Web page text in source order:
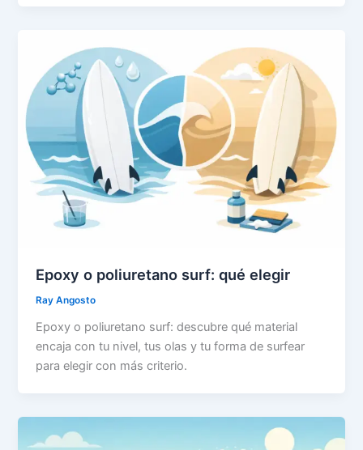
Epoxy o poliuretano surf: qué elegir
Ray Angosto
Epoxy o poliuretano surf: descubre qué material
encaja con tu nivel, tus olas y tu forma de surfear
para elegir con más criterio.